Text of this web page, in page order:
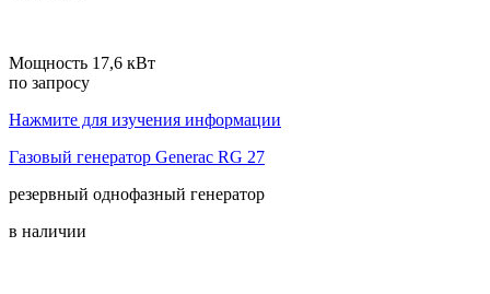
Мощность 17,6 кВт
по запросу
Нажмите для изучения информации
Газовый генератор Generac RG 27
резервный однофазный генератор
в наличии